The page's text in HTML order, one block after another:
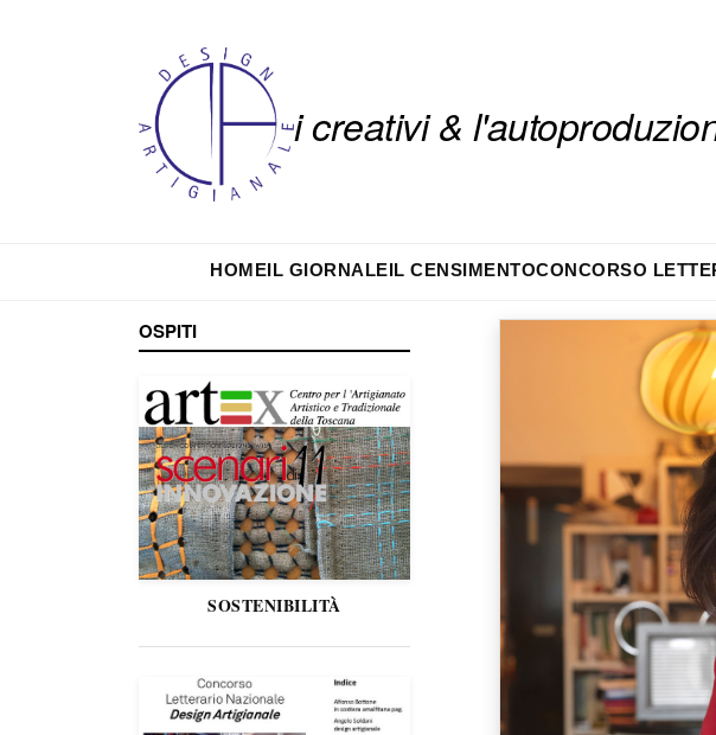
i creativi &
HOMEIL GIORNALEIL CENSIMENTOCONCORSO
OSPITI
SOSTENIBILITÀ